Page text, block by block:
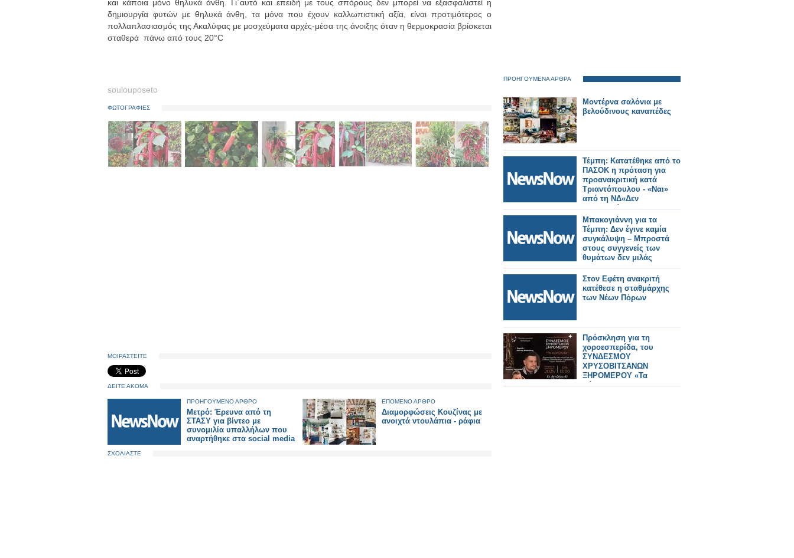
και κάποια μόνο θηλυκά άνθη. Γι΄αυτό και επειδή με τους σπόρους δεν μπορεί να εξασφαλιστεί η
δημιουργία φυτών με θηλυκά άνθη, τα μόνα που έχουν καλλωπιστική αξία, είναι προτιμότερος ο
πολλαπλασιασμός της Ακαλύφας με μοσχεύματα αρχές-μέσα της άνοιξης όταν η θερμοκρασία βρίσκεται
σταθερά πάνω από τους 20°C
soulouposeto
ΦΩΤΟΓΡΑΦΙΕΣ
ΜΟΙΡΑΣΤΕΙΤΕ
ΔΕΙΤΕ ΑΚΟΜΑ
ΠΡΟΗΓΟΥΜΕΝΟ ΑΡΘΡΟ
Μετρό: Έρευνα από τη
ΣΤΑΣΥ για βίντεο με
συνομιλία υπαλλήλων που
αναρτήθηκε στα social media
ΕΠΟΜΕΝΟ ΑΡΘΡΟ
Διαμορφώσεις Κουζίνας με
ανοιχτά ντουλάπια - ράφια
ΣΧΟΛΙΑΣΤΕ
ΠΡΟΗΓΟΥΜΕΝΑ ΑΡΘΡΑ
Μοντέρνα σαλόνια με
βελούδινους καναπέδες
Τέμπη: Κατατέθηκε από το
ΠΑΣΟΚ η πρόταση για
προανακριτική κατά
Τριαντόπουλου - «Ναι»
από τη ΝΔ«Δεν
συντασσόμαστε με το
περιεχόμενο της
πρότασης», αναφέρουν
κυβερνητικές πηγές
Μπακογιάννη για τα
Τέμπη: Δεν έγινε καμία
συγκάλυψη – Μπροστά
στους συγγενείς των
θυμάτων δεν μιλάς
Στον Εφέτη ανακριτή
κατέθεσε η σταθμάρχης
των Νέων Πόρων
Πρόσκληση για τη
χοροεσπερίδα, του
ΣΥΝΔΕΣΜΟΥ
ΧΡΥΣΟΒΙΤΣΑΝΩΝ
ΞΗΡΟΜΕΡΟΥ «Τα
Κόροντα» και του